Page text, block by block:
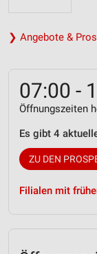
❯ Angebote &
07:00 -
Öffnungszeiten
Es gibt 4
ZU DEN
Filialen mit